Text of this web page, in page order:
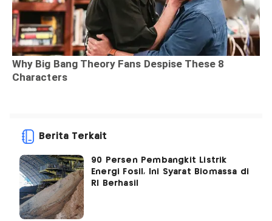
Berita Terkait
90 Persen Pembangkit Listrik
Energi Fosil, Ini Syarat Biomassa di
RI Berhasil